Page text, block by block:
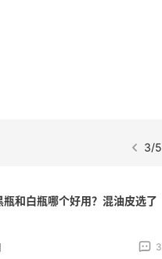
3/5
瓶和白瓶哪个好用？混油皮选了
3